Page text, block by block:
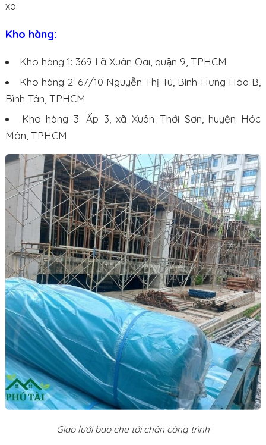
xa.
Kho hàng:
Kho hàng 1: 369 Lã Xuân Oai, quận 9, TPHCM
Kho hàng 2: 67/10 Nguyễn Thị Tú, Bình Hưng Hòa B,
Bình Tân, TPHCM
Kho hàng 3: Ấp 3, xã Xuân Thới Sơn, huyện Hóc
Môn, TPHCM
Giao lưới bao che tới chân công trình